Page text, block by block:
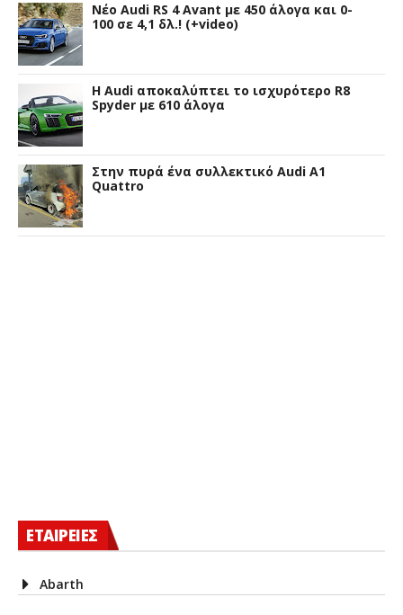
Νέο Audi RS 4 Avant με 450 άλογα και 0-
100 σε 4,1 δλ.! (+video)
Η Audi αποκαλύπτει το ισχυρότερο R8
Spyder με 610 άλογα
Στην πυρά ένα συλλεκτικό Audi A1
Quattro
ΕΤΑΙΡΕΙΕΣ
Abarth